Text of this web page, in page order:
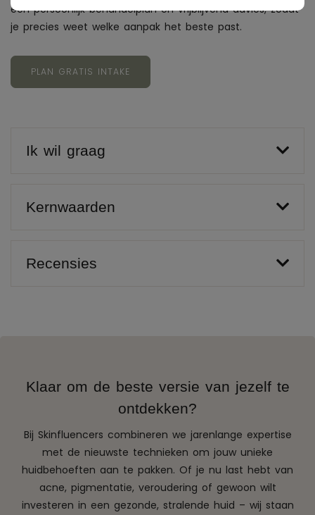
een persoonlijk behandelplan en vrijblijvend advies, zodat
je precies weet welke aanpak het beste past.
PLAN GRATIS INTAKE
Ik wil graag
Kernwaarden
Recensies
Klaar om de beste versie van jezelf te
ontdekken?
Bij Skinfluencers combineren we jarenlange expertise
met de nieuwste technieken om jouw unieke
huidbehoeften aan te pakken. Of je nu last hebt van
acne, pigmentatie, veroudering of gewoon wilt
investeren in een gezonde, stralende huid – wij staan